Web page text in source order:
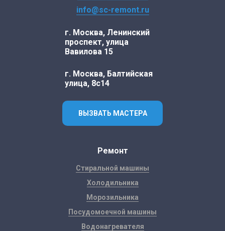
info@sc-remont.ru
г. Москва, Ленинский
проспект, улица
Вавилова 15
г. Москва, Балтийская
улица, 8с14
ВЫЗВАТЬ МАСТЕРА
Ремонт
Стиральной машины
Холодильника
Морозильника
Посудомоечной машины
Водонагревателя